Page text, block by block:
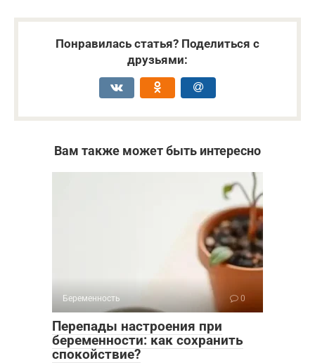
Понравилась статья? Поделиться с
друзьями:
Вам также может быть интересно
Беременность 0
Перепады настроения при
беременности: как сохранить
спокойствие?